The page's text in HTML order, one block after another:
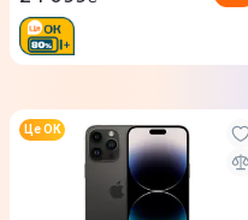
Це ОК